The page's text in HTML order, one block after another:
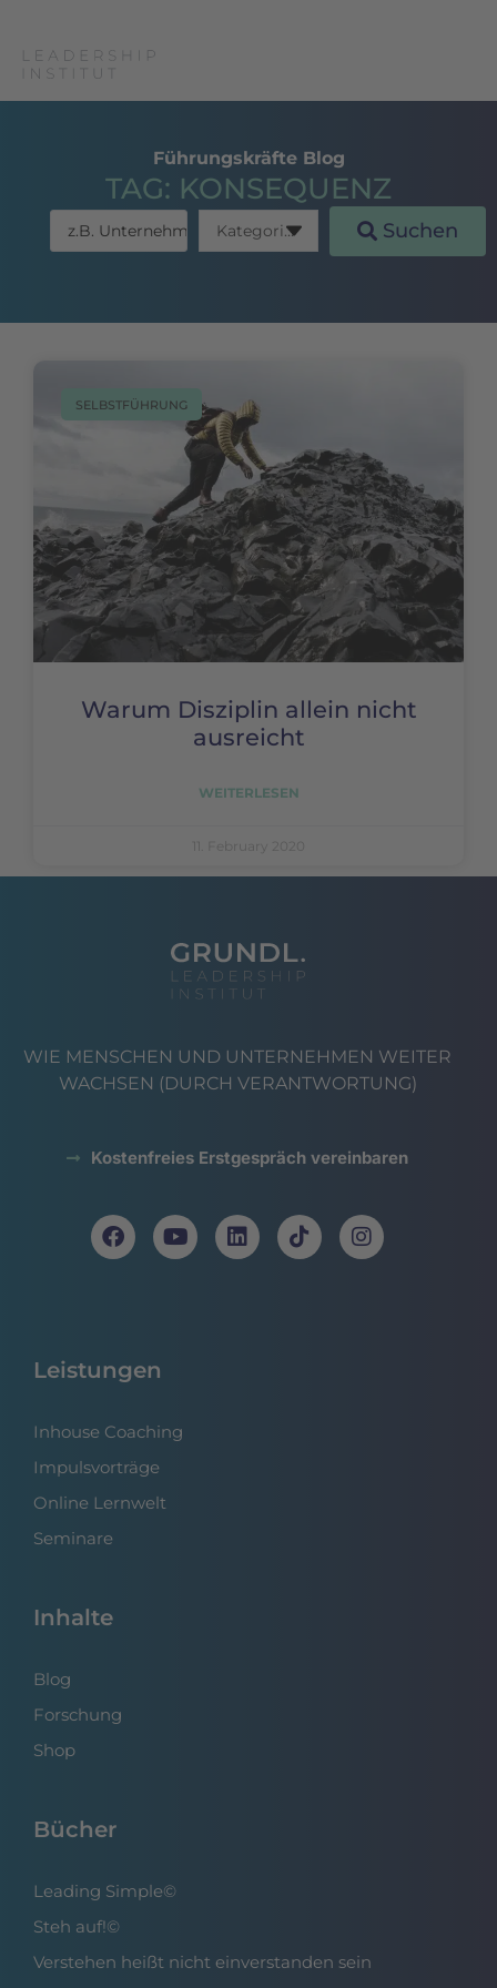
Führungskräfte Blog
TAG: KONSEQUENZ
Suchen
SELBSTFÜHRUNG
Warum Disziplin allein nicht
ausreicht
WEITERLESEN
11. February 2020
WIE MENSCHEN UND UNTERNEHMEN WEITER
WACHSEN (DURCH VERANTWORTUNG)
Kostenfreies Erstgespräch vereinbaren
Leistungen
Inhouse Coaching
Impulsvorträge
Online Lernwelt
Seminare
Inhalte
Blog
Forschung
Shop
Bücher
Leading Simple©
Steh auf!©
Verstehen heißt nicht einverstanden sein